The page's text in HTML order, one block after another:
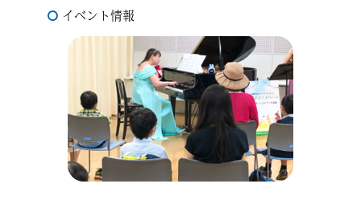
イベント情報